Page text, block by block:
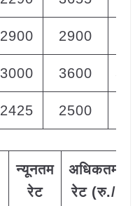
2900 2900
3000 3600
2425 2500
न्यूनतम
रेट
अधिकतम
रेट (रु./